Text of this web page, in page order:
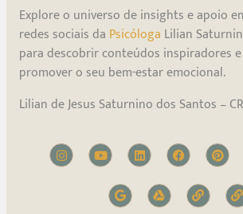
Explore o universo de insights e apoio
redes sociais da Psicóloga Lilian
para descobrir conteúdos inspiradores
promover o seu bem-estar emocional.
Lilian de Jesus Saturnino dos Santos –